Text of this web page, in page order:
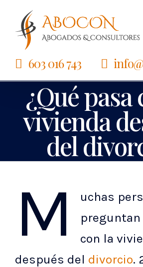
Saltar
contenido
603 016 743
¿Qué pasa
vivienda
del
M
uchas
preguntan
con la
después del divorcio.